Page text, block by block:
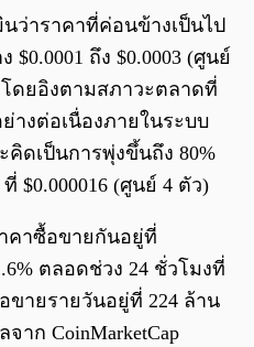
นว่าราคาที่ค่อนข้างเป็นไป
ถึง $0.0003 (ศูนย์
โดยอิงตามสภาวะตลาดที่
างต่อเนื่องภายในระบบ
คิดเป็นการพุ่งขึ้นถึง 80%
$0.000016 (ศูนย์ 4 ตัว)
คาซื้อขายกันอยู่ที่
ตลอดช่วง 24 ชั่วโมงที่
ายรายวันอยู่ที่ 224 ล้าน
าก CoinMarketCap